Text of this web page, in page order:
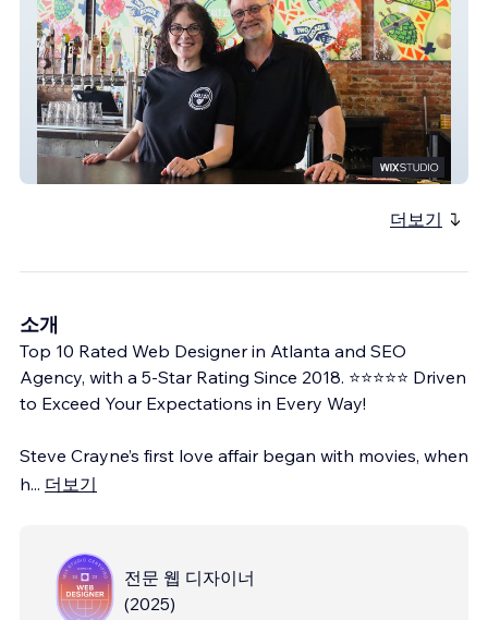
Salt 2.0
더보기
소개
Top 10 Rated Web Designer in Atlanta and SEO
Agency, with a 5-Star Rating Since 2018. ⭐⭐⭐⭐⭐ Driven
to Exceed Your Expectations in Every Way!
Steve Crayne’s first love affair began with movies, when
h... 더보기
전문 웹 디자이너
(2025)